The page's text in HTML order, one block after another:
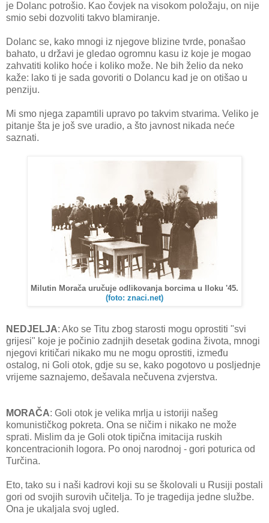
je Dolanc potrošio. Kao čovjek na visokom položaju, on nije
smio sebi dozvoliti takvo blamiranje.
Dolanc se, kako mnogi iz njegove blizine tvrde, ponašao
bahato, u državi je gledao ogromnu kasu iz koje je mogao
zahvatiti koliko hoće i koliko može. Ne bih želio da neko
kaže: lako ti je sada govoriti o Dolancu kad je on otišao u
penziju.
Mi smo njega zapamtili upravo po takvim stvarima. Veliko je
pitanje šta je još sve uradio, a što javnost nikada neće
saznati.
Milutin Morača uručuje odlikovanja borcima u Iloku '45.
(foto: znaci.net)
NEDJELJA: Ako se Titu zbog starosti mogu oprostiti "svi
grijesi" koje je počinio zadnjih desetak godina života, mnogi
njegovi kritičari nikako mu ne mogu oprostiti, između
ostalog, ni Goli otok, gdje su se, kako pogotovo u posljednje
vrijeme saznajemo, dešavala nečuvena zvjerstva.
MORAČA: Goli otok je velika mrlja u istoriji našeg
komunističkog pokreta. Ona se ničim i nikako ne može
sprati. Mislim da je Goli otok tipična imitacija ruskih
koncentracionih logora. Po onoj narodnoj - gori poturica od
Turčina.
Eto, tako su i naši kadrovi koji su se školovali u Rusiji postali
gori od svojih surovih učitelja. To je tragedija jedne službe.
Ona je ukaljala svoj ugled.